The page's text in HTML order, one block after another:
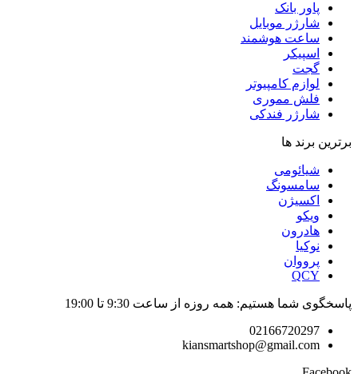
پاور بانک
شارژر موبایل
ساعت هوشمند
اسپیکر
گجت
لوازم کامپیوتر
فلش مموری
شارژر فندکی
برترین برند ها
شیائومی
سامسونگ
اکسیژن
ویکو
هادرون
نوکیا
پرووان
QCY
پاسخگوی شما هستیم: همه روزه از ساعت 9:30 تا 19:00
02166720297
kiansmartshop@gmail.com